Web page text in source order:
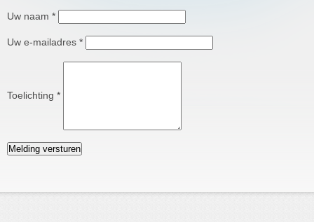
Barometer
Uw naam *
Uw e-mailadres *
Toelichting *
Melding versturen